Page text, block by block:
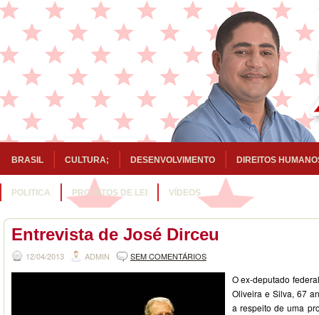
BRASIL CULTURA; DESENVOLVIMENTO DIREITOS
POLITICA PROJETOS DE LEI VÍDEOS
Entrevista de José Dirceu
12/04/2013 ADMIN SEM COMENTÁRIOS
O ex-deputado
Oliveira e Silva, 67
a respeito de uma